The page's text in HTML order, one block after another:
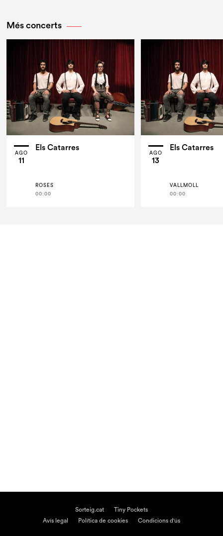
Més concerts
AGO
11
Els Catarres
ROSES
00:00
AGO
13
Els Catarres
VALLMOLL
00:00
Sorteig.cat
Tiny Pockets
Avís legal
Política de cookies Condicions d'ús